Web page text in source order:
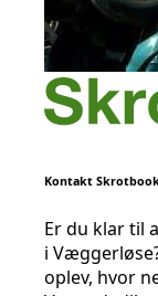
Kontakt
Er du klar til
i
oplev, hvor